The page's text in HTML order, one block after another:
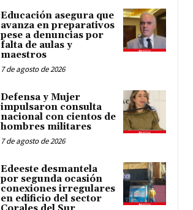
Educación asegura que
avanza en preparativos
pese a denuncias por
falta de aulas y
maestros
7 de agosto de 2026
Defensa y Mujer
impulsaron consulta
nacional con cientos de
hombres militares
7 de agosto de 2026
Edeeste desmantela
por segunda ocasión
conexiones irregulares
en edificio del sector